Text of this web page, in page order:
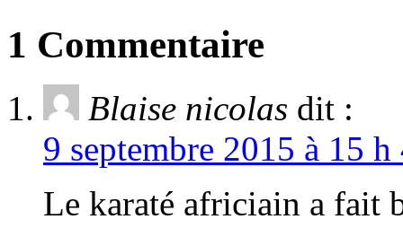
1 Commentaire
Blaise nicolas dit :
9 septembre 2015 à 15
Le karaté africiain a fait